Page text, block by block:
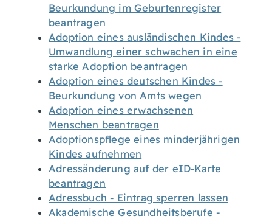
Beurkundung im Geburtenregister
beantragen
Adoption eines ausländischen Kindes -
Umwandlung einer schwachen in eine
starke Adoption beantragen
Adoption eines deutschen Kindes -
Beurkundung von Amts wegen
Adoption eines erwachsenen
Menschen beantragen
Adoptionspflege eines minderjährigen
Kindes aufnehmen
Adressänderung auf der eID-Karte
beantragen
Adressbuch - Eintrag sperren lassen
Akademische Gesundheitsberufe -